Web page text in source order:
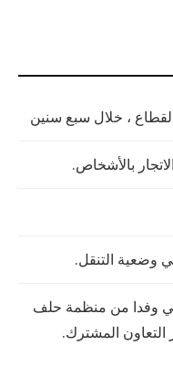
، خلال سبع سنين
بالأشخاص.
وضعية التنقل.
وفدا من منظمة حلف
التعاون المشترك.